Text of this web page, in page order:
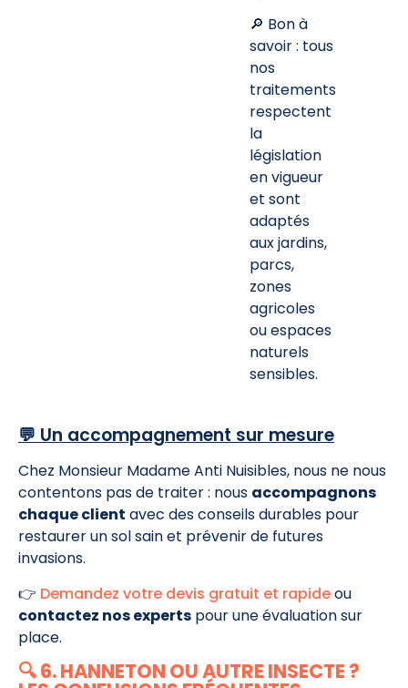
🔎 Bon à
savoir : tous
nos
traitements
respectent
la
législation
en vigueur
et sont
adaptés
aux jardins,
parcs,
zones
agricoles
ou espaces
naturels
sensibles.
💬 Un accompagnement sur mesure
Chez Monsieur Madame Anti Nuisibles, nous ne nous
contentons pas de traiter : nous accompagnons
chaque client avec des conseils durables pour
restaurer un sol sain et prévenir de futures
invasions.
👉 Demandez votre devis gratuit et rapideou
contactez nos experts pour une évaluation sur
place.
🔍 6. HANNETON OU AUTRE INSECTE ?